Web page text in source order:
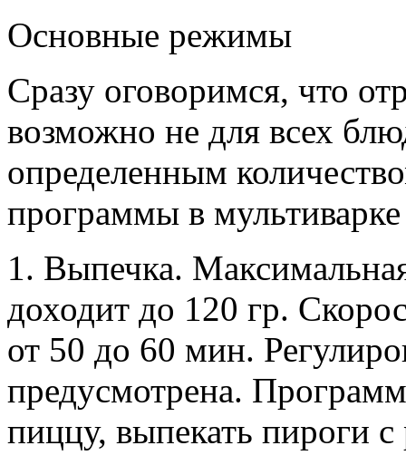
Основные режимы
Сразу оговоримся, что
возможно не для всех
определенным
программы в
1. Выпечка.
доходит до 120 гр.
от 50 до 60 мин.
предусмотрена.
пиццу, выпекать пироги